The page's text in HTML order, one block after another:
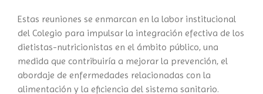
Estas reuniones se enmarcan en la labor institucional
del Colegio para impulsar la integración efectiva de los
dietistas-nutricionistas en el ámbito público, una
medida que contribuiría a mejorar la prevención, el
abordaje de enfermedades relacionadas con la
alimentación y la eficiencia del sistema sanitario.